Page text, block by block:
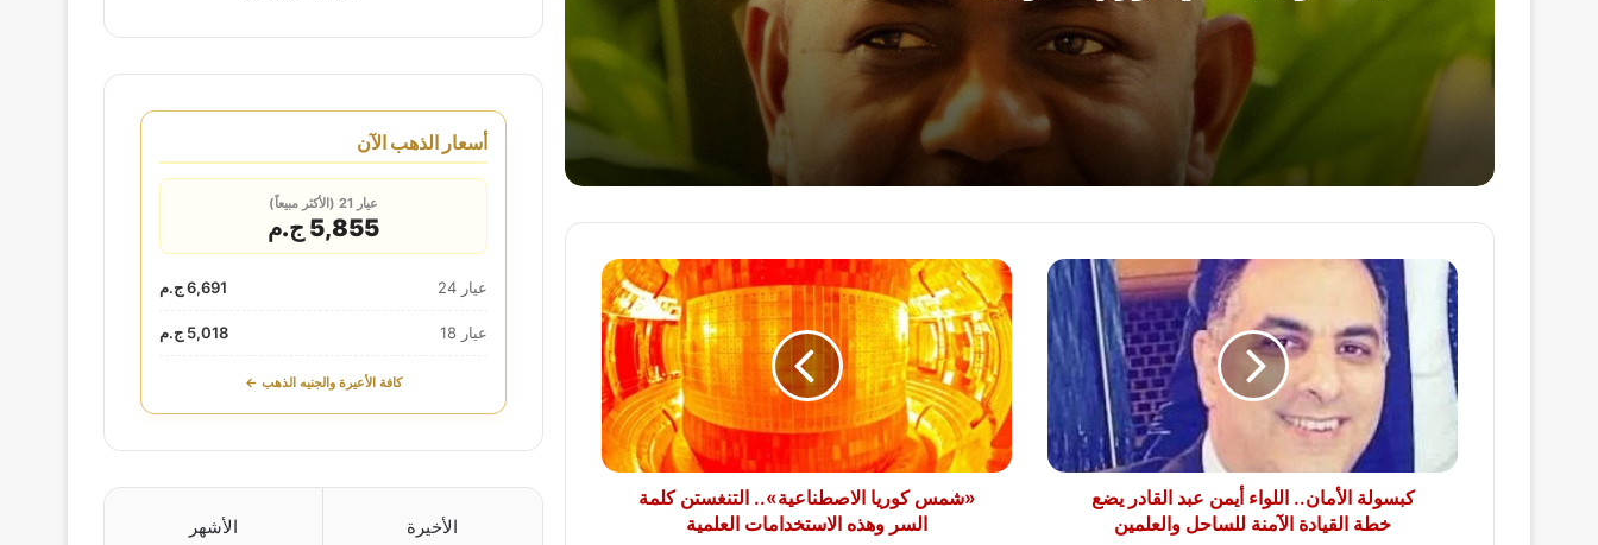
جنة همام.. طفولة ينهكها المرض وأم تنتظر
بصيص أمل للعلاج خارج غزة
لمواجهة تهديدات ترامب.. تجنيد إلزامى ممتد
بين الحرب والسلام.. هل تنجح الجهود
الأممية فى إنهاء أزمة السودان؟
الأردن يؤيد بيان مصر وقطر وتركيا بإدانة
الانتهاكات الإسرائيلية فى غزة
كبسولة
الأمان..
اللواء
أيمن
عبد
القادر
القيادة
كبسولة الأمان.. اللواء أيمن عبد القادر يضع
خطة القيادة الآمنة للساحل والعلمين
«شمس
كوريا
الاصطناعية»..
التنغستن
كلمة
السر
وهذه
الاستخدامات
العلمية
«شمس كوريا الاصطناعية».. التنغستن كلمة
السر وهذه الاستخدامات العلمية
أسعار الذهب الآن
عيار 21 (الأكثر مبيعاً)
5,855 ج.م
عيار 24 6,691 ج.م
عيار 18 5,018 ج.م
كافة الأعيرة والجنيه الذهب ←
الأخيرة الأشهر